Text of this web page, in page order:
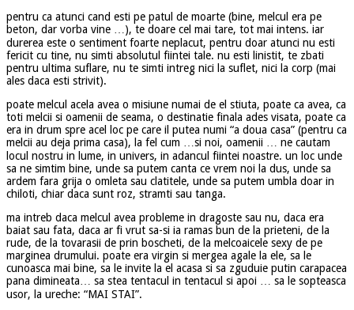
pentru ca atunci cand esti pe patul de moarte (bine, melcul era pe
beton, dar vorba vine …), te doare cel mai tare, tot mai intens. iar
durerea este o sentiment foarte neplacut, pentru doar atunci nu esti
fericit cu tine, nu simti absolutul fiintei tale. nu esti linistit, te zbati
pentru ultima suflare, nu te simti intreg nici la suflet, nici la corp (mai
ales daca esti strivit).
poate melcul acela avea o misiune numai de el stiuta, poate ca avea, ca
toti melcii si oamenii de seama, o destinatie finala ades visata, poate ca
era in drum spre acel loc pe care il putea numi “a doua casa” (pentru ca
melcii au deja prima casa), la fel cum …si noi, oamenii … ne cautam
locul nostru in lume, in univers, in adancul fiintei noastre. un loc unde
sa ne simtim bine, unde sa putem canta ce vrem noi la dus, unde sa
ardem fara grija o omleta sau clatitele, unde sa putem umbla doar in
chiloti, chiar daca sunt roz, stramti sau tanga.
ma intreb daca melcul avea probleme in dragoste sau nu, daca era
baiat sau fata, daca ar fi vrut sa-si ia ramas bun de la prieteni, de la
rude, de la tovarasii de prin boscheti, de la melcoaicele sexy de pe
marginea drumului. poate era virgin si mergea agale la ele, sa le
cunoasca mai bine, sa le invite la el acasa si sa zguduie putin carapacea
pana dimineata… sa stea tentacul in tentacul si apoi … sa le sopteasca
usor, la ureche: “MAI STAI”.